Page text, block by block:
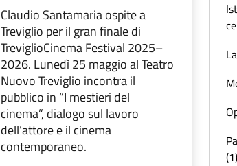
Claudio Santamaria ospite a
Treviglio per il gran finale di
TreviglioCinema Festival 2025–
2026. Lunedì 25 maggio al Teatro
Nuovo Treviglio incontra il
pubblico in “I mestieri del
cinema”, dialogo sul lavoro
dell’attore e il cinema
contemporaneo.
(1)